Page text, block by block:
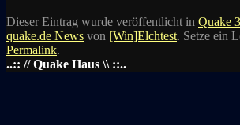
Dieser Eintrag wurde veröffentlicht in Quake 3
quake.de News von [Win]Elchtest. Setze ein
Permalink.
..:: // Quake Haus \\ ::..